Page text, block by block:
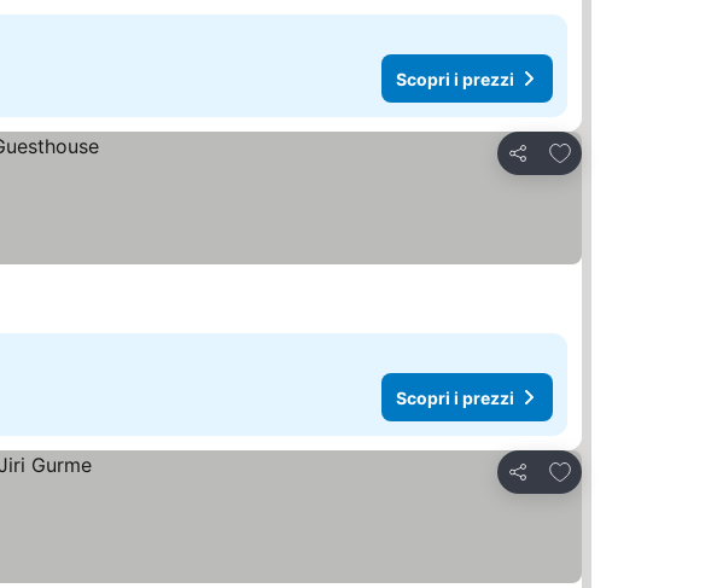
Scopri i prezzi
Condividi
Aggiungi ai preferiti
Scopri i prezzi
Condividi
Aggiungi ai preferiti